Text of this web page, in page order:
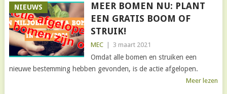
NIEUWS
MEER BOMEN NU: PLANT
EEN GRATIS BOOM OF
STRUIK!
MEC 3 maart 2021
Omdat alle bomen en struiken een
nieuwe bestemming hebben gevonden, is de actie afgelopen.
Meer lezen